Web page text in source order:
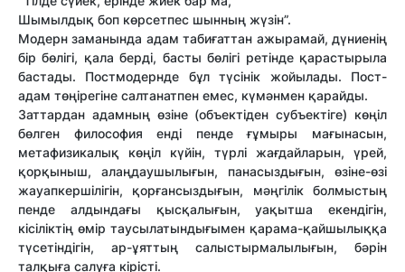
Шымылдық боп көрсетпес шынның жүзін”.
Модерн заманында адам табиғаттан ажырамай, дүниенің
бір бөлігі, қала берді, басты бөлігі ретінде қарастырыла
бастады. Постмодернде бұл түсінік жойылады. Пост-
адам төңірегіне салтанатпен емес, күмәнмен қарайды.
Заттардан адамның өзіне (объектіден субъектіге) көңіл
бөлген философия енді пенде ғұмыры мағынасын,
метафизикалық көңіл күйін, түрлі жағдайларын, үрей,
қорқыныш, алаңдаушылығын, панасыздығын, өзіне-өзі
жауапкершілігін, қорғансыздығын, мәңгілік болмыстың
пенде алдындағы қысқалығын, уақытша екендігін,
кісіліктің өмір таусылатындығымен қарама-қайшылыққа
түсетіндігін, ар-ұяттың салыстырмалылығын, бәрін
талқыға салуға кірісті.